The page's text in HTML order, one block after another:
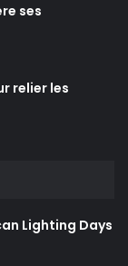
ses
relier les
Lighting Days